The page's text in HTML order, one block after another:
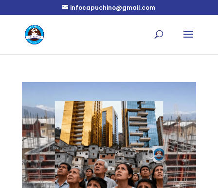
infocapuchino@gmail.com